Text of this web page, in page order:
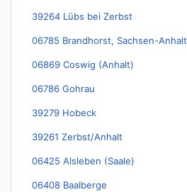
39264 Lübs bei Zerbst
06785 Brandhorst, Sachsen-Anhalt
06869 Coswig (Anhalt)
06786 Gohrau
39279 Hobeck
39261 Zerbst/Anhalt
06425 Alsleben (Saale)
06408 Baalberge